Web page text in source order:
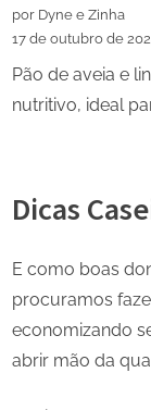
por Dyne e Zinha
17 de outubro de
Pão de aveia e
nutritivo, ideal
Dicas
E como boas
procuramos
economizando
abrir mão da